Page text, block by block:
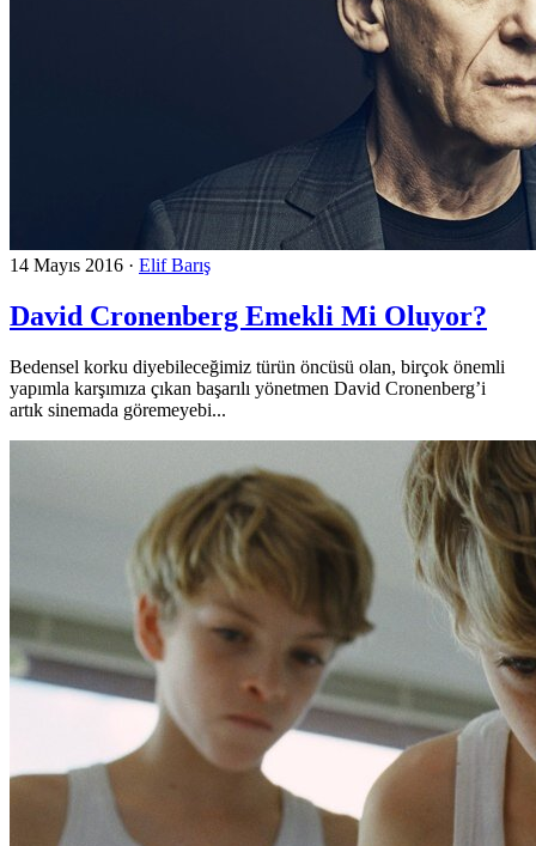
14 Mayıs 2016 · Elif Barış
David Cronenberg Emekli Mi Oluyor?
Bedensel korku diyebileceğimiz türün öncüsü olan, birçok önemli
yapımla karşımıza çıkan başarılı yönetmen David Cronenberg’i
artık sinemada göremeyebi...